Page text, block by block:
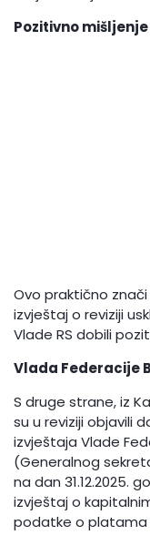
Pozitivno mišljenje
Ovo praktično
izvještaj o reviziji
Vlade RS dobili
Vlada Federacije
S druge strane, iz
su u reviziji objavili
izvještaja Vlade
(Generalnog
na dan 31.12.2025.
izvještaj o
podatke o platama